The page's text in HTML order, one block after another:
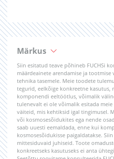
Märkus
Siin esitatud teave põhineb FUCHSi
määrdeainete arendamise ja tootmise
tehnika tasemele. Meie toodete
tegurid, eelkõige konkreetne kasutus,
komponendi eeltöötlus, võimalik
tulenevalt ei ole võimalik esitada
väiteid, mis kehtiksid igal tingimusel.
või kosmosesõidukites ega nende
saab uuesti eemaldada, enne kui
kosmosesõidukisse paigaldatakse.
mittesiduvaid juhiseid. Toote
konkreetseks kasutuseks ei anta